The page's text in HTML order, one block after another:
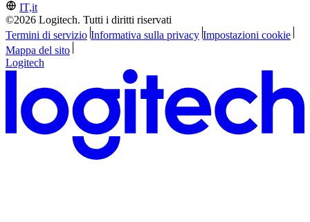
IT,it
©2026 Logitech. Tutti i diritti riservati
Termini di servizio Informativa sulla privacy Impostazioni cookie
Mappa del sito
Logitech